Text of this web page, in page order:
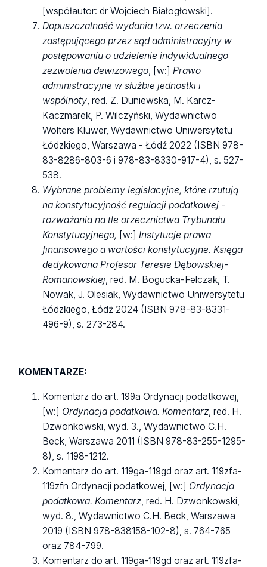
[współautor: dr Wojciech Białogłowski].
Dopuszczalność wydania tzw. orzeczenia
zastępującego przez sąd administracyjny w
postępowaniu o udzielenie indywidualnego
zezwolenia dewizowego, [w:]Prawo
administracyjne w służbie jednostki i
wspólnoty, red. Z. Duniewska, M. Karcz-
Kaczmarek, P. Wilczyński, Wydawnictwo
Wolters Kluwer, Wydawnictwo Uniwersytetu
Łódzkiego, Warszawa - Łódź 2022 (ISBN978-
83-8286-803-6 i978-83-8330-917-4), s. 527-
538.
Wybrane problemy legislacyjne, które rzutują
na konstytucyjność regulacji podatkowej -
rozważania na tle orzecznictwa Trybunału
Konstytucyjnego, [w:]Instytucje prawa
finansowego a wartości konstytucyjne. Księga
dedykowana Profesor Teresie Dębowskiej-
Romanowskiej, red. M. Bogucka-Felczak, T.
Nowak, J. Olesiak, Wydawnictwo Uniwersytetu
Łódzkiego, Łódź 2024 (ISBN 978-83-8331-
496-9), s. 273-284.
KOMENTARZE:
Komentarz do art. 199a Ordynacji podatkowej,
[w:] Ordynacja podatkowa. Komentarz, red. H.
Dzwonkowski, wyd. 3., Wydawnictwo C.H.
Beck, Warszawa 2011 (ISBN 978-83-255-1295-
8), s. 1198-1212.
Komentarz do art. 119ga-119gd oraz art. 119zfa-
119zfn Ordynacji podatkowej, [w:] Ordynacja
podatkowa. Komentarz, red. H. Dzwonkowski,
wyd. 8., Wydawnictwo C.H. Beck, Warszawa
2019 (ISBN 978-838158-102-8), s. 764-765
oraz 784-799.
Komentarz do art. 119ga-119gd oraz art. 119zfa-